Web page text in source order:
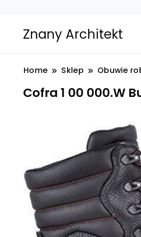
Znany Architekt
Home Sklep Obuwie
Cofra 1 00 000.W